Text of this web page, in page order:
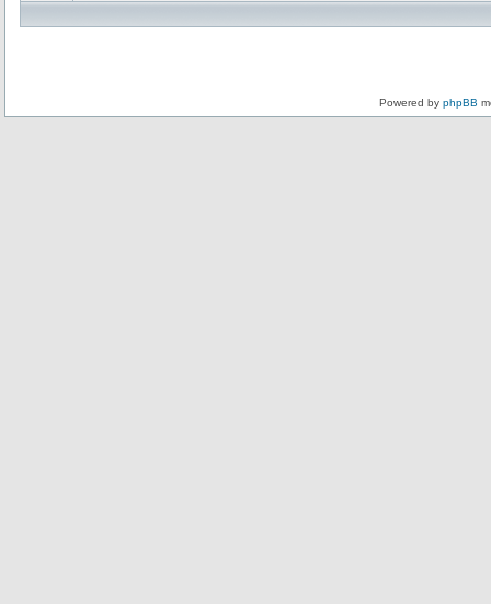
Powered by phpBB